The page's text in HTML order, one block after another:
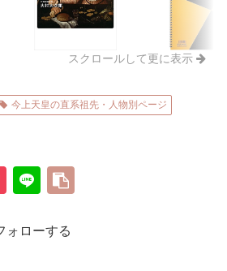
スクロールして更に表示
今上天皇の直系祖先・人物別ページ
ォローする